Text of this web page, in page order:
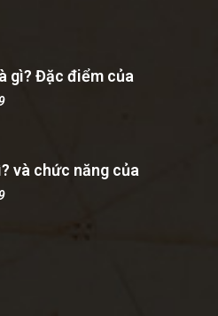
gì? Đặc điểm của
và chức năng của